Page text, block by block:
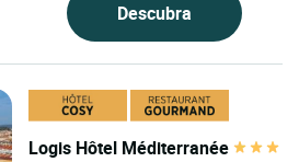
Descubra
Logis Hôtel Méditerranée